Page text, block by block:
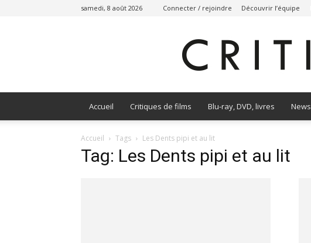
samedi, 8 août 2026 Connecter / rejoindre Découvrir l’équipe
Accueil Critiques de films Blu-ray, DVD, livres News
Accueil Tags Les Dents pipi et au lit
Tag: Les Dents pipi et au lit